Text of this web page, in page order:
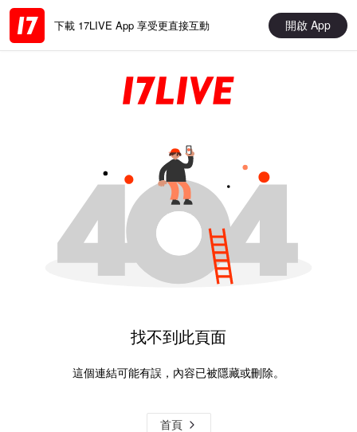
下載 17LIVE App 享受更直接互動 開啟 App
找不到此頁面
這個連結可能有誤，內容已被隱藏或刪除。
首頁